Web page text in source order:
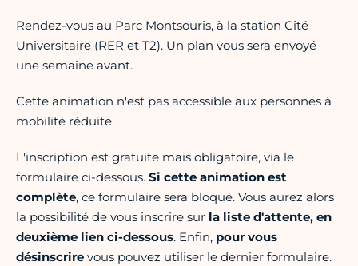
Rendez-vous au Parc Montsouris, à la station Cité
Universitaire (RER et T2). Un plan vous sera envoyé
une semaine avant.
Cette animation n'est pas accessible aux personnes à
mobilité réduite.
L'inscription est gratuite mais obligatoire, via le
formulaire ci-dessous. Si cette animation est
complète, ce formulaire sera bloqué. Vous aurez alors
la possibilité de vous inscrire sur la liste d'attente, en
deuxième lien ci-dessous. Enfin, pour vous
désinscrire vous pouvez utiliser le dernier formulaire.